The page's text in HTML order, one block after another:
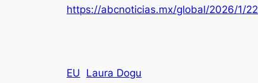
https://abcnoticias.mx/global/2026/1/
EU Laura Dogu